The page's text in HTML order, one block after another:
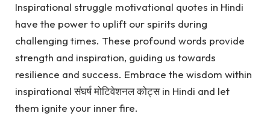
Inspirational struggle motivational quotes in Hindi
have the power to uplift our spirits during
challenging times. These profound words provide
strength and inspiration, guiding us towards
resilience and success. Embrace the wisdom within
inspirational संघर्ष मोटिवेशनल कोट्स in Hindi and let
them ignite your inner fire.